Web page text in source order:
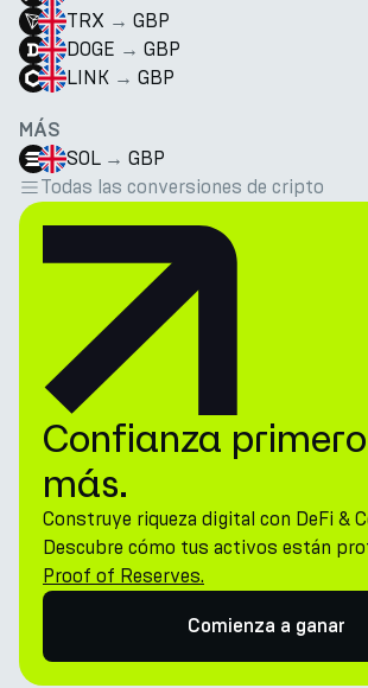
TRX → GBP
DOGE → GBP
LINK → GBP
MÁS
SOL → GBP
Todas las conversiones de cripto
Confianza
más.
Construye riqueza digital con DeFi &
Descubre cómo tus activos están
Proof of Reserves.
Comienza a ganar